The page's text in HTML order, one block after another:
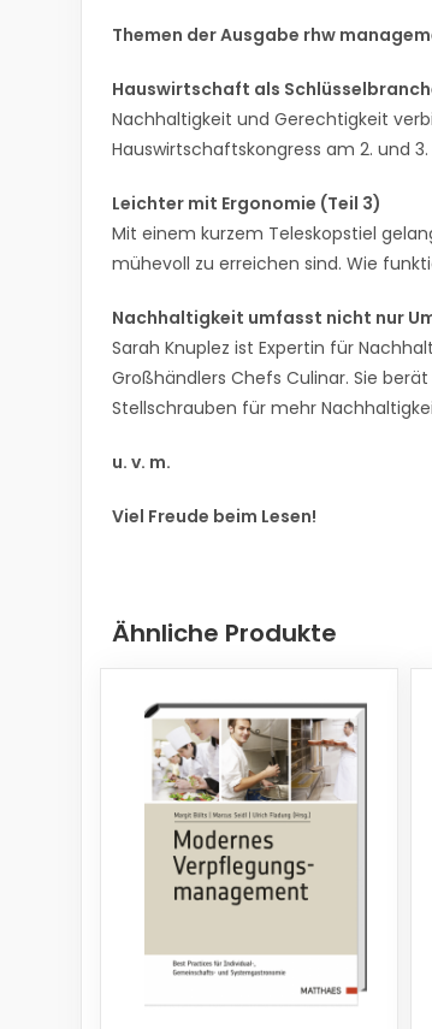
Themen der Ausgabe rhw
Hauswirtschaft als
Nachhaltigkeit und Gerechtigkeit
Hauswirtschaftskongress am 2. und
Leichter mit Ergonomie (Teil 3)
Mit einem kurzem Teleskopstiel
mühevoll zu erreichen sind. Wie
Nachhaltigkeit umfasst nicht nur
Sarah Knuplez ist Expertin für
Großhändlers Chefs Culinar. Sie
Stellschrauben für mehr
u. v. m.
Viel Freude beim Lesen!
Ähnliche Produkte